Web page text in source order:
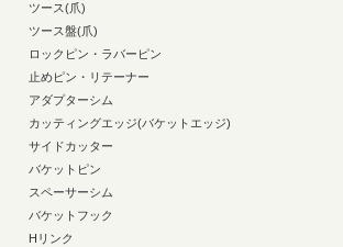
ツース(爪)
ツース盤(爪)
ロックピン・ラバーピン
止めピン・リテーナー
アダプターシム
カッティングエッジ(バケットエッジ)
サイドカッター
バケットピン
スペーサーシム
バケットフック
Hリンク